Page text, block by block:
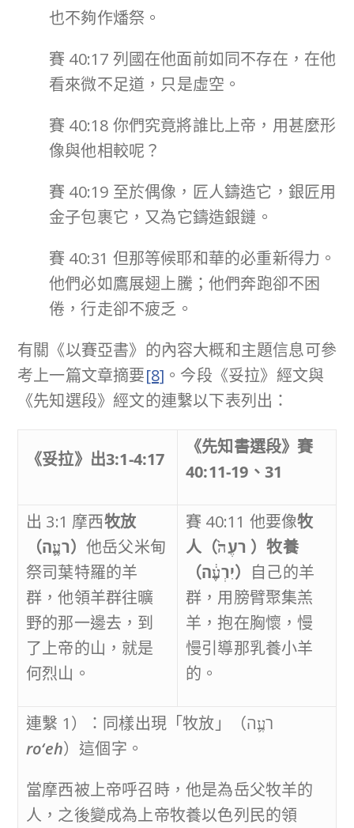
也不夠作燔祭。
賽 40:17 列國在他面前如同不存在，在他
看來微不足道，只是虛空。
賽 40:18 你們究竟將誰比上帝，用甚麼形
像與他相較呢？
賽 40:19 至於偶像，匠人鑄造它，銀匠用
金子包裹它，又為它鑄造銀鏈。
賽 40:31 但那等候耶和華的必重新得力。
他們必如鷹展翅上騰；他們奔跑卻不困
倦，行走卻不疲乏。
有關《以賽亞書》的內容大概和主題信息可參
考上一篇文章摘要[8] 。今段《妥拉》經文與
《先知選段》經文的連繫以下表列出：
《妥拉》出3:1-4:17
《先知書選段》賽
40:11-19 、 31
出 3:1 摩西牧放
（רֹעֶ֛ה）他岳父米甸
祭司葉特羅的羊
群，他領羊群往曠
野的那一邊去，到
了上帝的山，就是
何烈山。
賽 40:11 他要像牧
人（
）牧養
（יִרְעֶ֔ה） 自己的羊
群，用膀臂聚集羔
羊，抱在胸懷，慢
慢引導那乳養小羊
的。
連繫 1）：同樣出現「牧放」（רֹעֶ֛ה
ro‘eh）這個字。
當摩西被上帝呼召時，他是為岳父牧羊的
人，之後變成為上帝牧養以色列民的領